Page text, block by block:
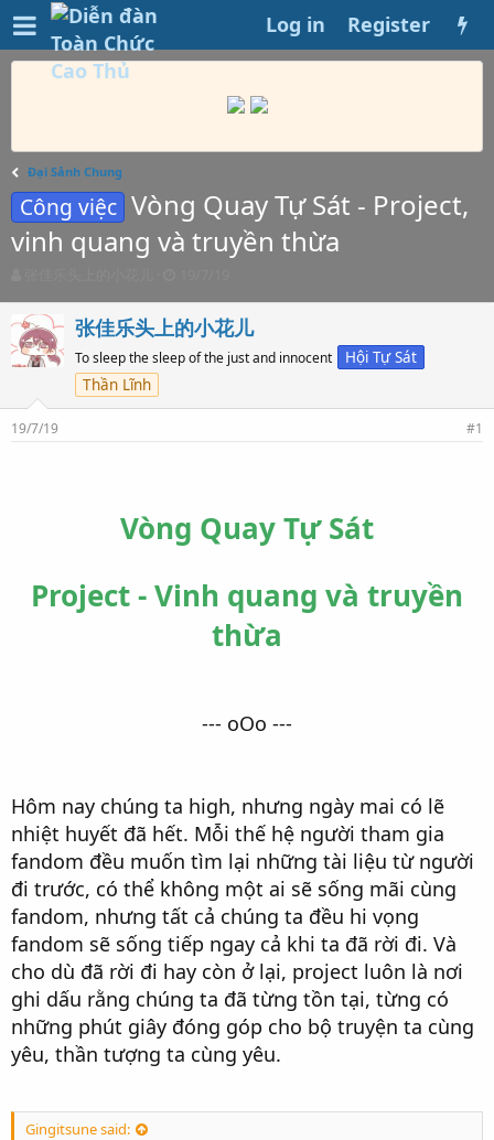
Log in Register
Đại Sảnh Chung
Công việc Vòng Quay Tự Sát - Project,
vinh quang và truyền thừa
r
e
a
d
t
a
r
t
d
t
张佳乐头上的小花儿
To sleep the sleep of the just and innocent
Hội Tự Sát
Thần Lĩnh
19/7/19 #1
Vòng Quay Tự Sát
Project - Vinh quang và truyền
thừa
--- oOo ---
Hôm nay chúng ta high, nhưng ngày mai có lẽ
nhiệt huyết đã hết. Mỗi thế hệ người tham gia
fandom đều muốn tìm lại những tài liệu từ người
đi trước, có thể không một ai sẽ sống mãi cùng
fandom, nhưng tất cả chúng ta đều hi vọng
fandom sẽ sống tiếp ngay cả khi ta đã rời đi. Và
cho dù đã rời đi hay còn ở lại, project luôn là nơi
ghi dấu rằng chúng ta đã từng tồn tại, từng có
những phút giây đóng góp cho bộ truyện ta cùng
yêu, thần tượng ta cùng yêu.
Gingitsune said: